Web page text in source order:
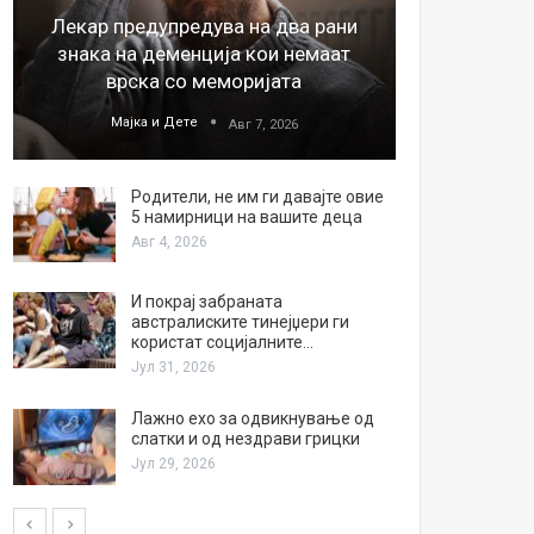
Лекар предупредува на два рани
знака на деменција кои немаат
врска со меморијата
Мајка и Дете Авг 7, 2026
Родители, не им ги давајте овие
5 намирници на вашите деца
Авг 4, 2026
И покрај забраната
австралиските тинејџери ги
користат социјалните…
Јул 31, 2026
Лажно ехо за одвикнување од
слатки и од нездрави грицки
Јул 29, 2026